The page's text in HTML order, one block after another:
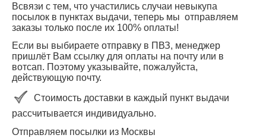
Всвязи с тем, что участились случаи невыкупа
посылок в пунктах выдачи, теперь мы отправляем
заказы только после их 100% оплаты!
Если вы выбираете отправку в ПВЗ, менеджер
пришлёт Вам ссылку для оплаты на почту или в
вотсап. Поэтому указывайте, пожалуйста,
действующую почту.
Стоимость доставки в каждый пункт выдачи
рассчитывается индивидуально.
Отправляем посылки из Москвы